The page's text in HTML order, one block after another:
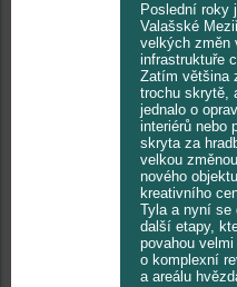
Poslední roky
Valašské
velkých změn
infrastruktuře
Zatím většina
trochu skrytě,
jednalo o
interiérů nebo
skryta za
velkou
nového
kreativního
Tyla a nyní se
další etapy,
povahou
o komplexní
a areálu